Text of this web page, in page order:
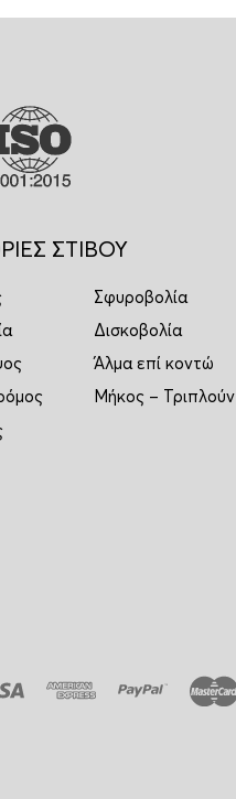
ΣΤΙΒΟΥ
Σφυροβολία
Δισκοβολία
Άλμα επί κοντώ
Μήκος – Τριπλούν